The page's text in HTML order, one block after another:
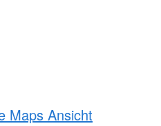
Maps Ansicht